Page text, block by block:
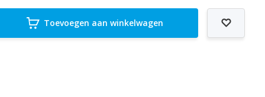
Toevoegen aan winkelwagen